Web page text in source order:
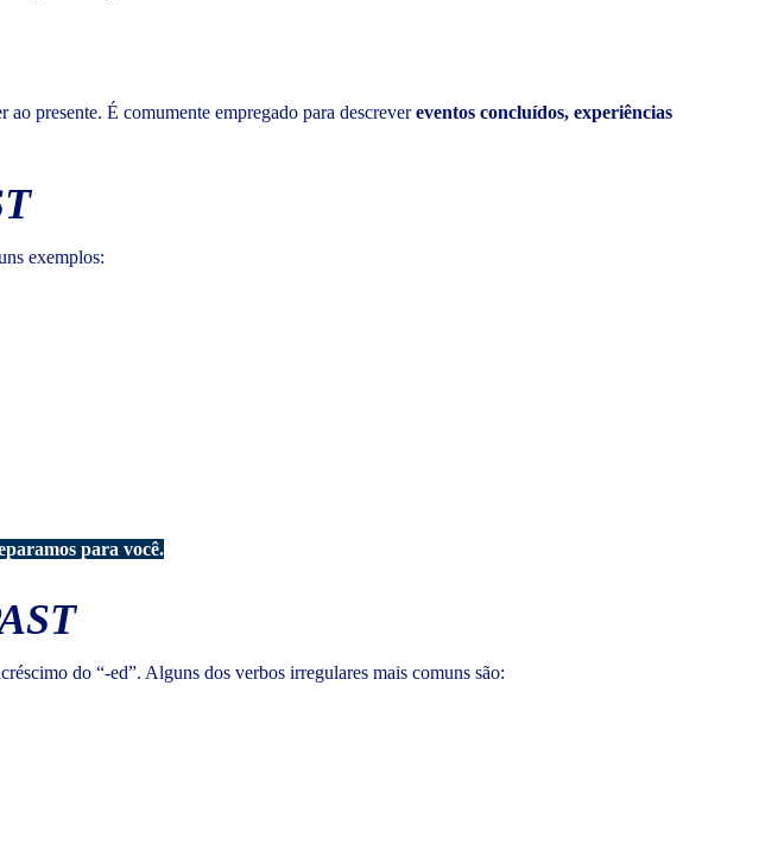
ao presente. É comumente empregado para descrevereventos concluídos, experiências
exemplos:
para você.
do “-ed”. Alguns dos verbos irregulares mais comuns são: